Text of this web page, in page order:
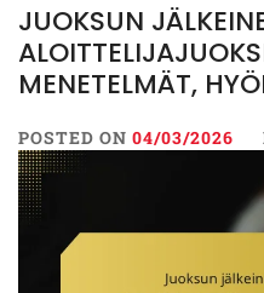
JUOKSUN
MENETELMÄT,
POSTED ON 04/03/2026